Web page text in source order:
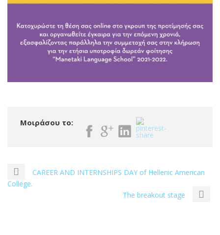
Μοιράσου το:
CAREER AND INTERNSHIPS DAY of Hellenic American
College.
The breakout stage